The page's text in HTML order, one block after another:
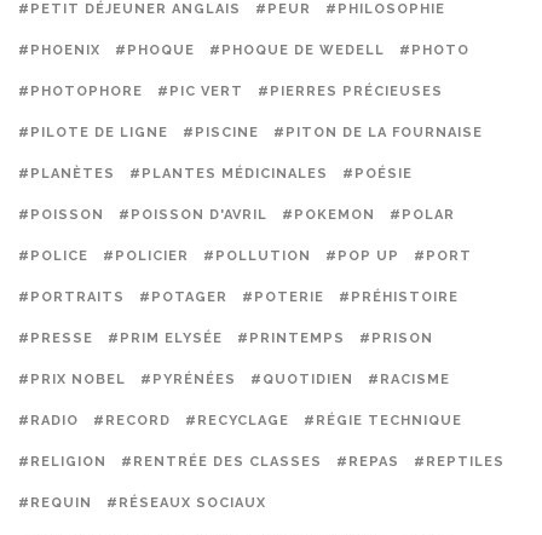
#PETIT DÉJEUNER ANGLAIS #PEUR #PHILOSOPHIE
#PHOENIX #PHOQUE #PHOQUE DE WEDELL #PHOTO
#PHOTOPHORE #PIC VERT #PIERRES PRÉCIEUSES
#PILOTE DE LIGNE #PISCINE #PITON DE LA FOURNAISE
#PLANÈTES #PLANTES MÉDICINALES #POÉSIE
#POISSON #POISSON D'AVRIL #POKEMON #POLAR
#POLICE #POLICIER #POLLUTION #POP UP #PORT
#PORTRAITS #POTAGER #POTERIE #PRÉHISTOIRE
#PRESSE #PRIM ELYSÉE #PRINTEMPS #PRISON
#PRIX NOBEL #PYRÉNÉES #QUOTIDIEN #RACISME
#RADIO #RECORD #RECYCLAGE #RÉGIE TECHNIQUE
#RELIGION #RENTRÉE DES CLASSES #REPAS #REPTILES
#REQUIN #RÉSEAUX SOCIAUX